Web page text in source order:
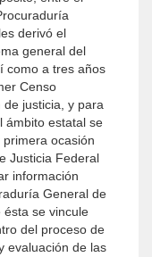
derivó el
general del
como a tres años
Censo
justicia, y para
ámbito estatal se
ocasión
Justicia Federal
información
General de
ésta se vincule
del proceso de
evaluación de las